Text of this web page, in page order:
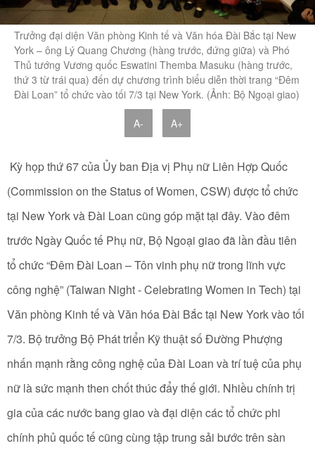
Trưởng đại diện Văn phòng Kinh tế và Văn hóa Đài Bắc tại New
York – ông Lý Quang Chương (hàng trước, đứng giữa) và Phó
Thủ tướng Vương quốc Eswatini Themba Masuku (hàng trước,
thứ 3 từ trái qua) đến dự chương trình biểu diễn thời trang “Đêm
Đài Loan” tổ chức vào tối 7/3 tại New York. (Ảnh: Bộ Ngoại giao)
A- A+
Kỳ họp thứ 67 của Ủy ban Địa vị Phụ nữ Liên Hợp Quốc
(Commission on the Status of Women, CSW) được tổ chức
tại New York và Đài Loan cũng góp mặt tại đây. Vào đêm
trước Ngày Quốc tế Phụ nữ, Bộ Ngoại giao đã lần đầu tiên
tổ chức “Đêm Đài Loan – Tôn vinh phụ nữ trong lĩnh vực
công nghệ” (Taiwan Night - Celebrating Women in Tech) tại
Văn phòng Kinh tế và Văn hóa Đài Bắc tại New York vào tối
7/3. Bộ trưởng Bộ Phát triển Kỹ thuật số Đường Phượng
nhấn mạnh rằng công nghệ của Đài Loan và trí tuệ của phụ
nữ là sức mạnh then chốt thúc đẩy thế giới. Nhiều chính trị
gia của các nước bang giao và đại diện các tổ chức phi
chính phủ quốc tế cũng cùng tập trung sải bước trên sàn